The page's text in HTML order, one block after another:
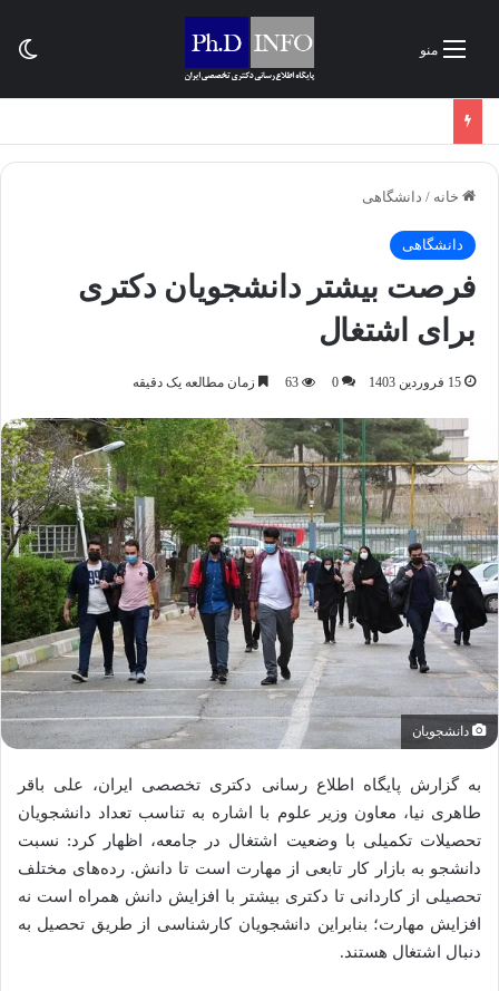
منو
خانه / دانشگاهی
دانشگاهی
فرصت بیشتر دانشجویان دکتری
برای اشتغال
15 فروردین 1403 0
63 زمان مطالعه یک دقیقه
دانشجویان
به گزارش پایگاه اطلاع رسانی دکتری تخصصی ایران، علی باقر
طاهری نیا، معاون وزیر علوم با اشاره به تناسب تعداد دانشجویان
تحصیلات تکمیلی با وضعیت اشتغال در جامعه، اظهار کرد: نسبت
دانشجو به بازار کار تابعی از مهارت است تا دانش. رده‌های مختلف
تحصیلی از کاردانی تا دکتری بیشتر با افزایش دانش همراه است نه
افزایش مهارت؛ بنابراین دانشجویان کارشناسی از طریق تحصیل به
دنبال اشتغال هستند.